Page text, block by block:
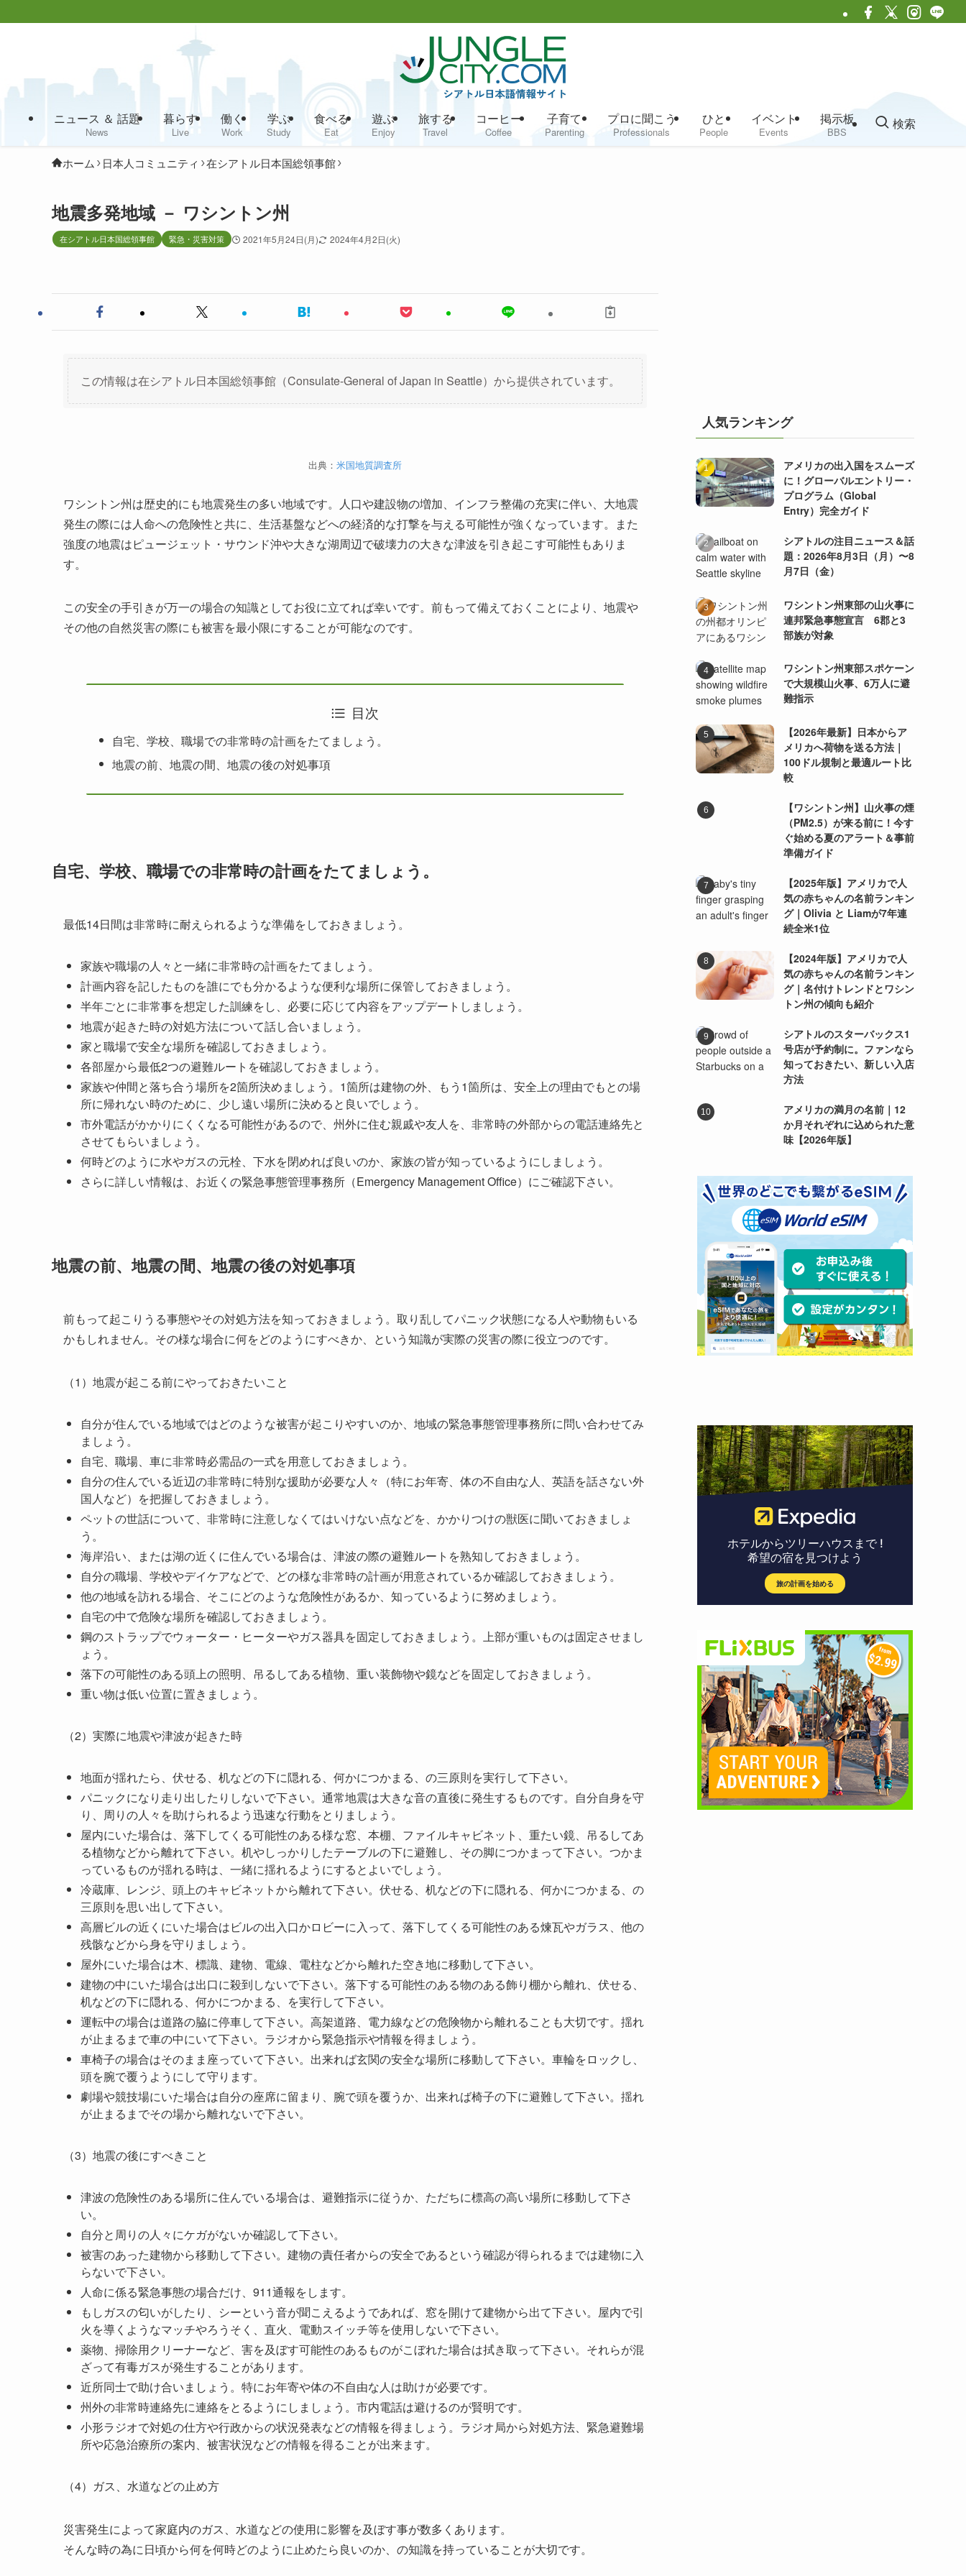
ニュース ＆ 話題
News
暮らす
Live
働く
Work
学ぶ
Study
食べる
Eat
遊ぶ
Enjoy
旅する
Travel
コーヒー
Coffee
子育て
Parenting
プロに聞こう
Professionals
ひと
People
イベント
Events
掲示板
BBS
検索
ホーム 日本人コミュニティ 在シアトル日本国総領事館
地震多発地域 － ワシントン州
在シアトル日本国総領事館 緊急・災害対策 2021年5月24日(月) 2024年4月2日(火)
この情報は在シアトル日本国総領事館（Consulate-General of Japan in Seattle）から提供されています。
出典： 米国地質調査所
ワシントン州は歴史的にも地震発生の多い地域です。人口や建設物の増加、インフラ整備の充実に伴い、大地震
発生の際には人命への危険性と共に、生活基盤などへの経済的な打撃を与える可能性が強くなっています。また
強度の地震はピュージェット・サウンド沖や大きな湖周辺で破壊力の大きな津波を引き起こす可能性もありま
す。
この安全の手引きが万一の場合の知識としてお役に立てれば幸いです。前もって備えておくことにより、地震や
その他の自然災害の際にも被害を最小限にすることが可能なのです。
目次
自宅、学校、職場での非常時の計画をたてましょう。
地震の前、地震の間、地震の後の対処事項
自宅、学校、職場での非常時の計画をたてましょう。
最低14日間は非常時に耐えられるような準備をしておきましょう。
家族や職場の人々と一緒に非常時の計画をたてましょう。
計画内容を記したものを誰にでも分かるような便利な場所に保管しておきましょう。
半年ごとに非常事を想定した訓練をし、必要に応じて内容をアップデートしましょう。
地震が起きた時の対処方法について話し合いましょう。
家と職場で安全な場所を確認しておきましょう。
各部屋から最低2つの避難ルートを確認しておきましょう。
家族や仲間と落ち合う場所を2箇所決めましょう。1箇所は建物の外、もう1箇所は、安全上の理由でもとの場
所に帰れない時のために、少し遠い場所に決めると良いでしょう。
市外電話がかかりにくくなる可能性があるので、州外に住む親戚や友人を、非常時の外部からの電話連絡先と
させてもらいましょう。
何時どのように水やガスの元栓、下水を閉めれば良いのか、家族の皆が知っているようにしましょう。
さらに詳しい情報は、お近くの緊急事態管理事務所（Emergency Management Office）にご確認下さい。
地震の前、地震の間、地震の後の対処事項
前もって起こりうる事態やその対処方法を知っておきましょう。取り乱してパニック状態になる人や動物もいる
かもしれません。その様な場合に何をどのようにすべきか、という知識が実際の災害の際に役立つのです。
（1）地震が起こる前にやっておきたいこと
自分が住んでいる地域ではどのような被害が起こりやすいのか、地域の緊急事態管理事務所に問い合わせてみ
ましょう。
自宅、職場、車に非常時必需品の一式を用意しておきましょう。
自分の住んでいる近辺の非常時に特別な援助が必要な人々（特にお年寄、体の不自由な人、英語を話さない外
国人など）を把握しておきましょう。
ペットの世話について、非常時に注意しなくてはいけない点などを、かかりつけの獣医に聞いておきましょ
う。
海岸沿い、または湖の近くに住んでいる場合は、津波の際の避難ルートを熟知しておきましょう。
自分の職場、学校やデイケアなどで、どの様な非常時の計画が用意されているか確認しておきましょう。
他の地域を訪れる場合、そこにどのような危険性があるか、知っているように努めましょう。
自宅の中で危険な場所を確認しておきましょう。
鋼のストラップでウォーター・ヒーターやガス器具を固定しておきましょう。上部が重いものは固定させまし
ょう。
落下の可能性のある頭上の照明、吊るしてある植物、重い装飾物や鏡などを固定しておきましょう。
重い物は低い位置に置きましょう。
（2）実際に地震や津波が起きた時
地面が揺れたら、伏せる、机などの下に隠れる、何かにつかまる、の三原則を実行して下さい。
パニックになり走り出したりしないで下さい。通常地震は大きな音の直後に発生するものです。自分自身を守
り、周りの人々を助けられるよう迅速な行動をとりましょう。
屋内にいた場合は、落下してくる可能性のある様な窓、本棚、ファイルキャビネット、重たい鏡、吊るしてあ
る植物などから離れて下さい。机やしっかりしたテーブルの下に避難し、その脚につかまって下さい。つかま
っているものが揺れる時は、一緒に揺れるようにするとよいでしょう。
冷蔵庫、レンジ、頭上のキャビネットから離れて下さい。伏せる、机などの下に隠れる、何かにつかまる、の
三原則を思い出して下さい。
高層ビルの近くにいた場合はビルの出入口かロビーに入って、落下してくる可能性のある煉瓦やガラス、他の
残骸などから身を守りましょう。
屋外にいた場合は木、標識、建物、電線、電柱などから離れた空き地に移動して下さい。
建物の中にいた場合は出口に殺到しないで下さい。落下する可能性のある物のある飾り棚から離れ、伏せる、
机などの下に隠れる、何かにつかまる、を実行して下さい。
運転中の場合は道路の脇に停車して下さい。高架道路、電力線などの危険物から離れることも大切です。揺れ
が止まるまで車の中にいて下さい。ラジオから緊急指示や情報を得ましょう。
車椅子の場合はそのまま座っていて下さい。出来れば玄関の安全な場所に移動して下さい。車輪をロックし、
頭を腕で覆うようにして守ります。
劇場や競技場にいた場合は自分の座席に留まり、腕で頭を覆うか、出来れば椅子の下に避難して下さい。揺れ
が止まるまでその場から離れないで下さい。
（3）地震の後にすべきこと
津波の危険性のある場所に住んでいる場合は、避難指示に従うか、ただちに標高の高い場所に移動して下さ
い。
自分と周りの人々にケガがないか確認して下さい。
被害のあった建物から移動して下さい。建物の責任者からの安全であるという確認が得られるまでは建物に入
らないで下さい。
人命に係る緊急事態の場合だけ、911通報をします。
もしガスの匂いがしたり、シーという音が聞こえるようであれば、窓を開けて建物から出て下さい。屋内で引
火を導くようなマッチやろうそく、直火、電動スイッチ等を使用しないで下さい。
薬物、掃除用クリーナーなど、害を及ぼす可能性のあるものがこぼれた場合は拭き取って下さい。それらが混
ざって有毒ガスが発生することがあります。
近所同士で助け合いましょう。特にお年寄や体の不自由な人は助けが必要です。
州外の非常時連絡先に連絡をとるようにしましょう。市内電話は避けるのが賢明です。
小形ラジオで対処の仕方や行政からの状況発表などの情報を得ましょう。ラジオ局から対処方法、緊急避難場
所や応急治療所の案内、被害状況などの情報を得ることが出来ます。
（4）ガス、水道などの止め方
災害発生によって家庭内のガス、水道などの使用に影響を及ぼす事が数多くあります。
そんな時の為に日頃から何を何時どのように止めたら良いのか、の知識を持っていることが大切です。
人気ランキング
アメリカの出入国をスムーズ
に！グローバルエントリー・
プログラム（Global
Entry）完全ガイド
シアトルの注目ニュース＆話
題：2026年8月3日（月）〜8
月7日（金）
ワシントン州東部の山火事に
連邦緊急事態宣言 6郡と3
部族が対象
ワシントン州東部スポケーン
で大規模山火事、6万人に避
難指示
【2026年最新】日本からア
メリカへ荷物を送る方法｜
100ドル規制と最適ルート比
較
【ワシントン州】山火事の煙
（PM2.5）が来る前に！今す
ぐ始める夏のアラート＆事前
準備ガイド
【2025年版】アメリカで人
気の赤ちゃんの名前ランキン
グ｜Olivia と Liamが7年連
続全米1位
【2024年版】アメリカで人
気の赤ちゃんの名前ランキン
グ｜名付けトレンドとワシン
トン州の傾向も紹介
シアトルのスターバックス1
号店が予約制に。ファンなら
知っておきたい、新しい入店
方法
アメリカの満月の名前｜12
か月それぞれに込められた意
味【2026年版】